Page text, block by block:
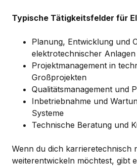
Typische Tätigkeitsfelder für
Planung, Entwicklung und
elektrotechnischer Anlagen
Projektmanagement in
Großprojekten
Qualitätsmanagement und
Inbetriebnahme und
Systeme
Technische Beratung und
Wenn du dich karrieretechnisch
weiterentwickeln möchtest, gibt